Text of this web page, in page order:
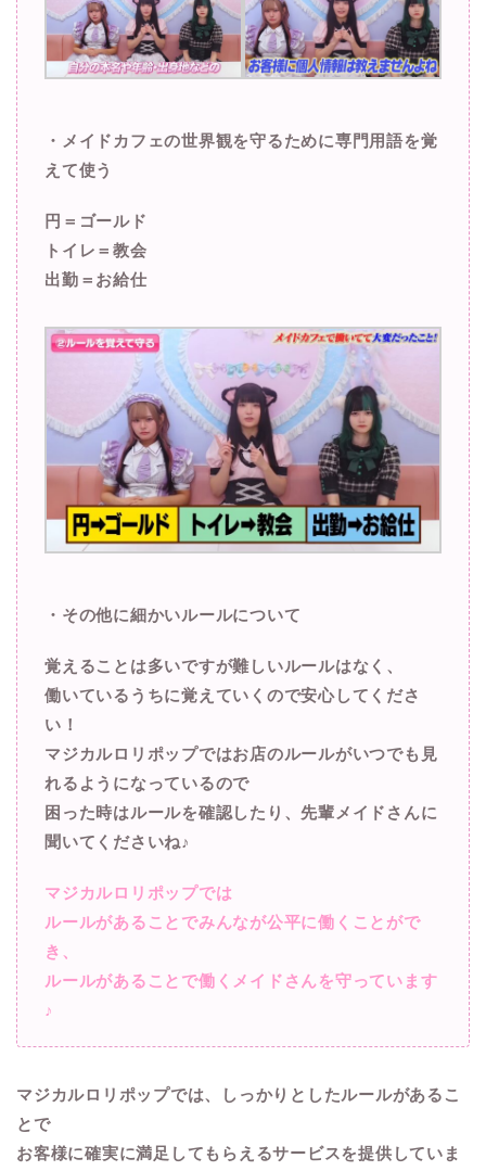
・メイドカフェの世界観を守るために専門用語を覚
えて使う
円＝ゴールド
トイレ＝教会
出勤＝お給仕
・その他に細かいルールについて
覚えることは多いですが難しいルールはなく、
働いているうちに覚えていくので安心してくださ
い！
マジカルロリポップではお店のルールがいつでも見
れるようになっているので
困った時はルールを確認したり、先輩メイドさんに
聞いてくださいね♪
マジカルロリポップでは
ルールがあることでみんなが公平に働くことがで
き、
ルールがあることで働くメイドさんを守っています
♪
マジカルロリポップでは、しっかりとしたルールがあるこ
とで
お客様に確実に満足してもらえるサービスを提供していま